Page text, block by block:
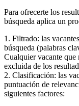
Para ofrecerte los
búsqueda aplica un
1. Filtrado: las
búsqueda (palabras
Cualquier vacante que
excluida de los
2. Clasificación: las
puntuación de
siguientes factores: